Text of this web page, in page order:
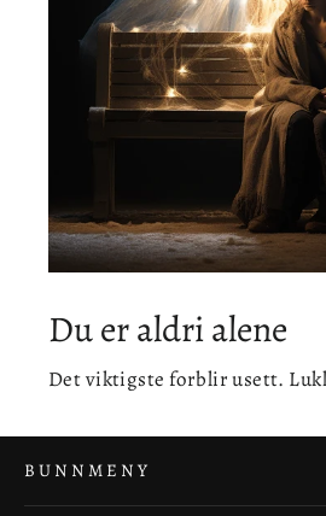
Du er aldri alene
Det viktigste forblir usett.
BUNNMENY